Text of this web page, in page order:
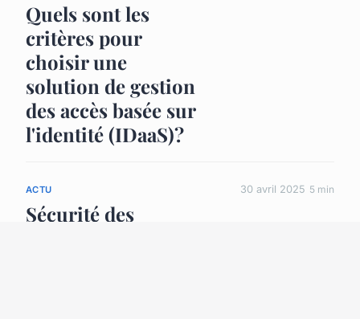
Quels sont les
critères pour
choisir une
solution de gestion
des accès basée sur
l'identité (IDaaS)?
ACTU
Sécurité des
30 avril 2025 5 min